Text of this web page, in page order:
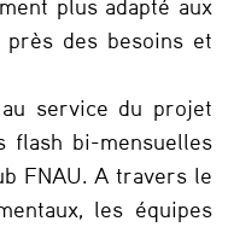
plus adapté aux
près des besoins et
service du projet
flash bi-mensuelles
FNAU. A travers le
les équipes